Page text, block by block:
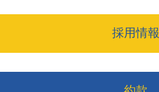
採用情報